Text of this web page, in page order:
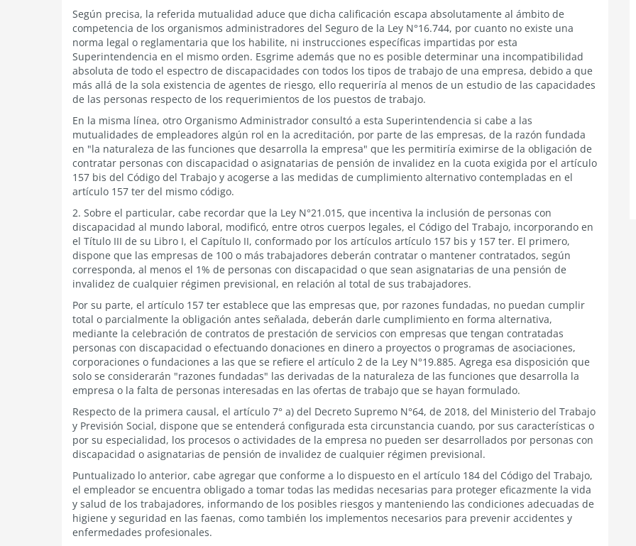
Según precisa, la referida mutualidad aduce que dicha calificación escapa absolutamente al ámbito de
competencia de los organismos administradores del Seguro de la Ley N°16.744, por cuanto no existe una
norma legal o reglamentaria que los habilite, ni instrucciones específicas impartidas por esta
Superintendencia en el mismo orden. Esgrime además que no es posible determinar una incompatibilidad
absoluta de todo el espectro de discapacidades con todos los tipos de trabajo de una empresa, debido a que
más allá de la sola existencia de agentes de riesgo, ello requeriría al menos de un estudio de las capacidades
de las personas respecto de los requerimientos de los puestos de trabajo.
En la misma línea, otro Organismo Administrador consultó a esta Superintendencia si cabe a las
mutualidades de empleadores algún rol en la acreditación, por parte de las empresas, de la razón fundada
en "la naturaleza de las funciones que desarrolla la empresa" que les permitiría eximirse de la obligación de
contratar personas con discapacidad o asignatarias de pensión de invalidez en la cuota exigida por el artículo
157 bis del Código del Trabajo y acogerse a las medidas de cumplimiento alternativo contempladas en el
artículo 157 ter del mismo código.
2. Sobre el particular, cabe recordar que la Ley N°21.015, que incentiva la inclusión de personas con
discapacidad al mundo laboral, modificó, entre otros cuerpos legales, el Código del Trabajo, incorporando en
el Título III de su Libro I, el Capítulo II, conformado por los artículos artículo 157 bis y 157 ter. El primero,
dispone que las empresas de 100 o más trabajadores deberán contratar o mantener contratados, según
corresponda, al menos el 1% de personas con discapacidad o que sean asignatarias de una pensión de
invalidez de cualquier régimen previsional, en relación al total de sus trabajadores.
Por su parte, el artículo 157 ter establece que las empresas que, por razones fundadas, no puedan cumplir
total o parcialmente la obligación antes señalada, deberán darle cumplimiento en forma alternativa,
mediante la celebración de contratos de prestación de servicios con empresas que tengan contratadas
personas con discapacidad o efectuando donaciones en dinero a proyectos o programas de asociaciones,
corporaciones o fundaciones a las que se refiere el artículo 2 de la Ley N°19.885. Agrega esa disposición que
solo se considerarán "razones fundadas" las derivadas de la naturaleza de las funciones que desarrolla la
empresa o la falta de personas interesadas en las ofertas de trabajo que se hayan formulado.
Respecto de la primera causal, el artículo 7° a) del Decreto Supremo N°64, de 2018, del Ministerio del Trabajo
y Previsión Social, dispone que se entenderá configurada esta circunstancia cuando, por sus características o
por su especialidad, los procesos o actividades de la empresa no pueden ser desarrollados por personas con
discapacidad o asignatarias de pensión de invalidez de cualquier régimen previsional.
Puntualizado lo anterior, cabe agregar que conforme a lo dispuesto en el artículo 184 del Código del Trabajo,
el empleador se encuentra obligado a tomar todas las medidas necesarias para proteger eficazmente la vida
y salud de los trabajadores, informando de los posibles riesgos y manteniendo las condiciones adecuadas de
higiene y seguridad en las faenas, como también los implementos necesarios para prevenir accidentes y
enfermedades profesionales.